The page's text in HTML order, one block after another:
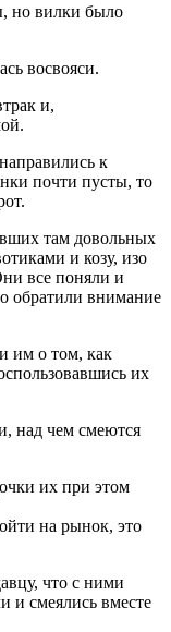
но вилки было
восвояси.
и,
к
почти пусты, то
там довольных
и козу, изо
все поняли и
обратили внимание
им о том, как
их
над чем смеются
их при этом
на рынок, это
что с ними
и смеялись вместе